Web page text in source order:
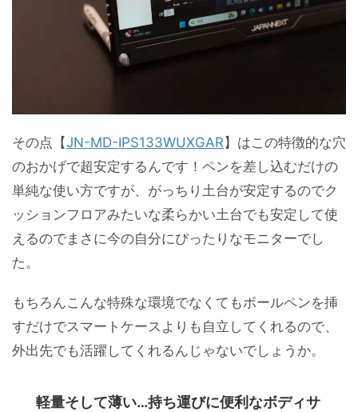
その点【JN-MD-IPS133WUXGAR】はこの特徴的な穴
のおかげで超安定するんです！ペンを差し込むだけの
単純な使い方ですが、がっちり土台が安定するのでク
ッションフロアみたいな柔らかい土台でも安定して使
えるのでまさに今の自分にぴったりなモニターでし
た。
もちろんこんな特殊な環境でなくてもボールペンを挿
すだけでスマートケースよりも自立してくれるので、
外出先でも活躍してくれるんじゃないでしょうか。
軽量そして薄い…持ち運びに便利なボディサ